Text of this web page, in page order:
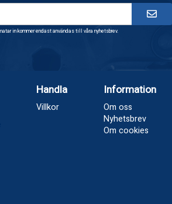
in kommer endast användas till våra nyhetsbrev.
Handla
Villkor
Information
Om oss
Nyhetsbrev
Om cookies